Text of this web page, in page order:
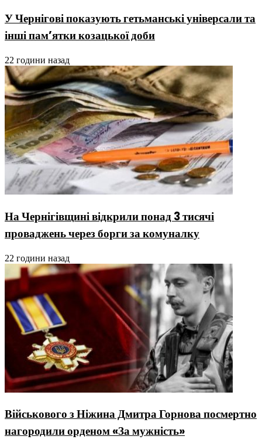
У Чернігові показують гетьманські універсали та
інші пам’ятки козацької доби
22 години назад
На Чернігівщині відкрили понад 3 тисячі
проваджень через борги за комуналку
22 години назад
Військового з Ніжина Дмитра Горнова посмертно
нагородили орденом «За мужність»